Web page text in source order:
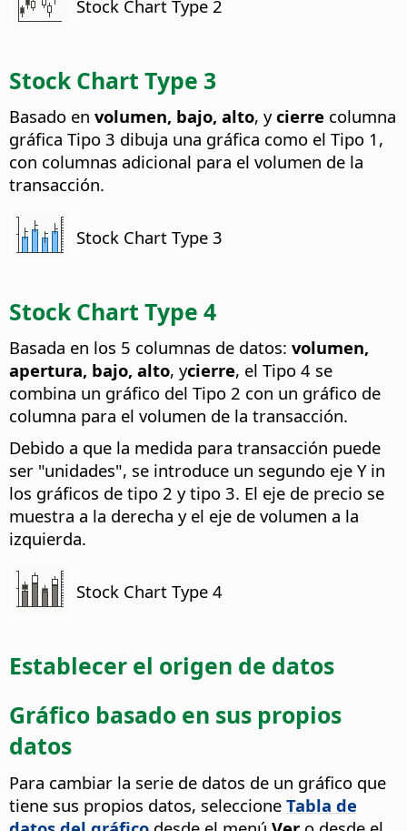
Stock Chart Type 2
Stock Chart Type 3
Basado en volumen, bajo, alto, ycierre columna
gráfica Tipo 3 dibuja una gráfica como el Tipo 1,
con columnas adicional para el volumen de la
transacción.
Stock Chart Type 3
Stock Chart Type 4
Basada en los 5 columnas de datos: volumen,
apertura, bajo, alto, ycierre, el Tipo 4 se
combina un gráfico del Tipo 2 con un gráfico de
columna para el volumen de la transacción.
Debido a que la medida para transacción puede
ser "unidades", se introduce un segundo eje Y in
los gráficos de tipo 2 y tipo 3. El eje de precio se
muestra a la derecha y el eje de volumen a la
izquierda.
Stock Chart Type 4
Establecer el origen de datos
Gráfico basado en sus propios
datos
Para cambiar la serie de datos de un gráfico que
tiene sus propios datos, seleccione Tabla de